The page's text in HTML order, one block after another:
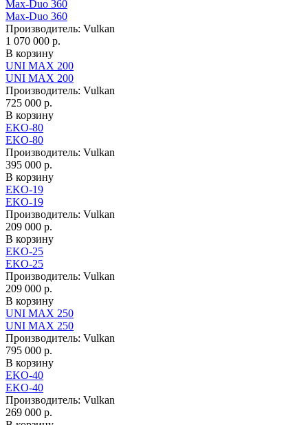
Max-Duo 360
Max-Duo 360
Производитель: Vulkan
1 070 000 р.
В корзину
UNI MAX 200
UNI MAX 200
Производитель: Vulkan
725 000 р.
В корзину
EKO-80
EKO-80
Производитель: Vulkan
395 000 р.
В корзину
EKO-19
EKO-19
Производитель: Vulkan
209 000 р.
В корзину
EKO-25
EKO-25
Производитель: Vulkan
209 000 р.
В корзину
UNI MAX 250
UNI MAX 250
Производитель: Vulkan
795 000 р.
В корзину
EKO-40
EKO-40
Производитель: Vulkan
269 000 р.